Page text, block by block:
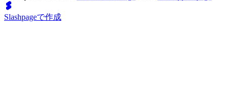
Slashpageで作成